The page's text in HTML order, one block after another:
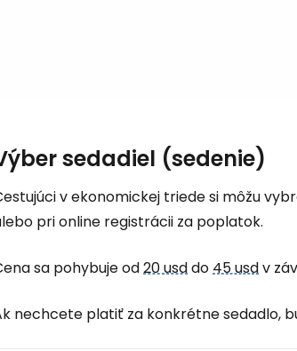
sedadiel (sedenie)
v ekonomickej triede si môžu
pri online registrácii za poplatok.
sa pohybuje od20 usddo 45 usdv
nechcete platiť za konkrétne sedadlo,